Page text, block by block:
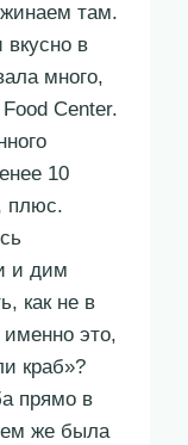
там.
в
много,
Center.
10
плюс.
и дим
как не в
это,
краб»?
прямо в
же была